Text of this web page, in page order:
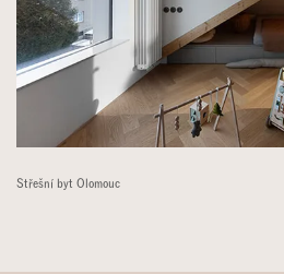
Střešní byt Olomouc